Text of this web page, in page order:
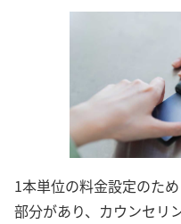
1本単位の料金設定のた
部分があり、カウンセリ